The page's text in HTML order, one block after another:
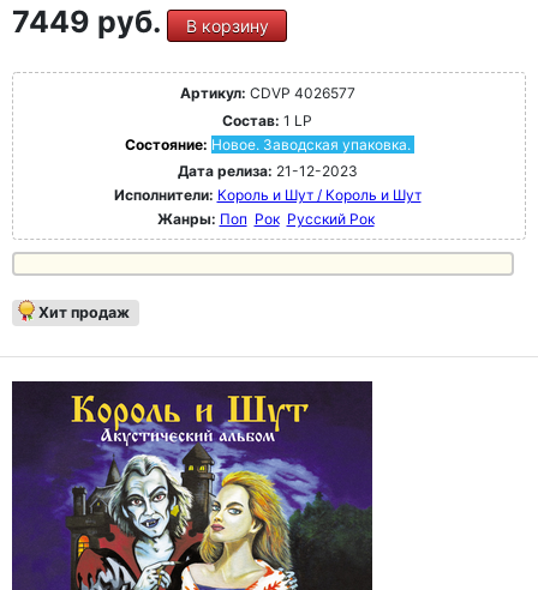
7449 руб. В корзину
Артикул: CDVP 4026577
Состав: 1 LP
Состояние: Новое. Заводская упаковка.
Дата релиза: 21-12-2023
Исполнители: Король и Шут / Король и Шут
Жанры: Поп Рок Русский Рок
Хит продаж